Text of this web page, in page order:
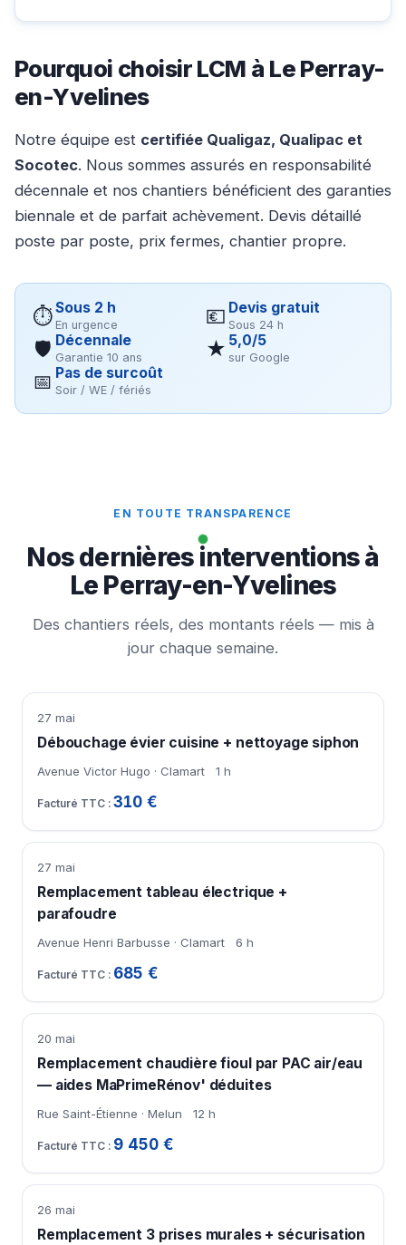
Pourquoi choisir LCM à Le Perray-
en-Yvelines
Notre équipe est certifiée Qualigaz, Qualipac et
Socotec. Nous sommes assurés en responsabilité
décennale et nos chantiers bénéficient des garanties
biennale et de parfait achèvement. Devis détaillé
poste par poste, prix fermes, chantier propre.
⏱Sous 2 h
En urgence 💶 Devis gratuit
Sous 24 h
🛡 Décennale
Garantie 10 ans ★ 5,0/5
sur Google
📅 Pas de surcoût
Soir / WE / fériés
EN TOUTE TRANSPARENCE
Nos dernières interventions à
Le Perray-en-Yvelines
Des chantiers réels, des montants réels — mis à
jour chaque semaine.
27 mai
Débouchage évier cuisine + nettoyage siphon
Avenue Victor Hugo · Clamart 1 h
310 €
27 mai
Remplacement tableau électrique +
parafoudre
Avenue Henri Barbusse · Clamart 6 h
685 €
20 mai
Remplacement chaudière fioul par PAC air/eau
— aides MaPrimeRénov' déduites
Rue Saint-Étienne · Melun 12 h
9 450 €
26 mai
Remplacement 3 prises murales + sécurisation